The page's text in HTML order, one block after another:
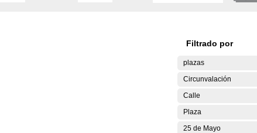
Filtrado por
plazas
Circunvalación
Calle
Plaza
25 de Mayo